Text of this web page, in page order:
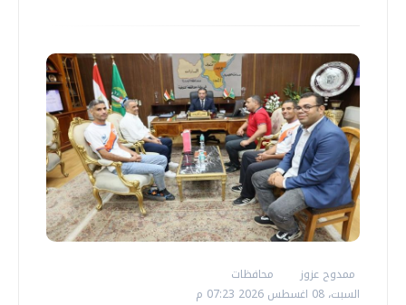
ممدوح عزوز
محافظات
السبت، 08 اغسطس 2026 07:23 م